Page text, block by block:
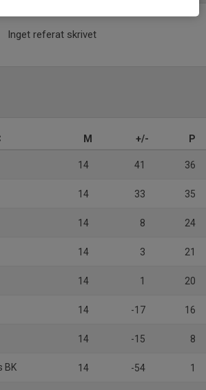
Inget referat skrivet
M +/- P
14 41 36
14 33 35
14 8 24
14 3 21
14 1 20
14 -17 16
14 -15 8
BK 14 -54 1